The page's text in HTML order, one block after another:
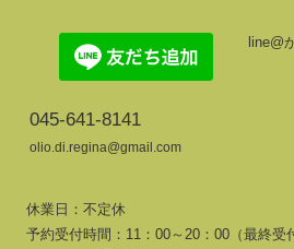
045-641-8141
olio.di.regina@gmail.com
line@
休業日：不定休
予約受付時間：11：00～20：00（最終受